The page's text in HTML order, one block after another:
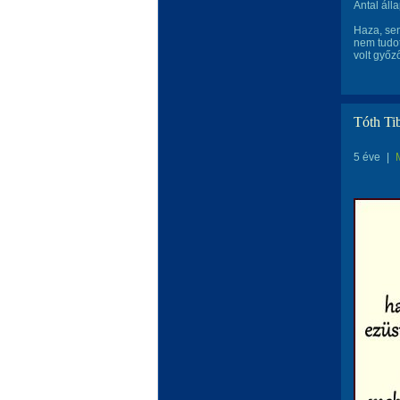
Antal
Haza,
nem
volt
Tóth
5 éve